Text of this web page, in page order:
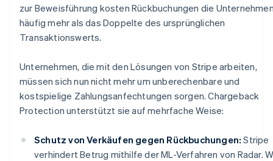
zur Beweisführung kosten Rückbuchungen die
häufig mehr als das Doppelte des ursprünglichen
Transaktionswerts.
Unternehmen, die mit den Lösungen von Stripe arbeiten,
müssen sich nun nicht mehr um unberechenbare und
kostspielige Zahlungsanfechtungen sorgen. Chargeback
Protection unterstützt sie auf mehrfache Weise:
Schutz von Verkäufen gegen Rückbuchungen: Stripe
verhindert Betrug mithilfe der ML-Verfahren von Radar.